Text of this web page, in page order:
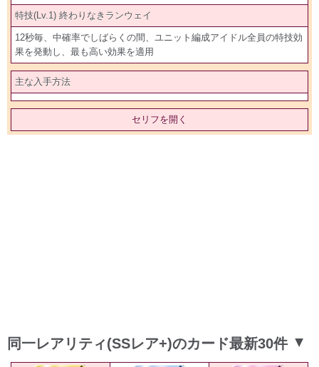
特技(Lv.1) 終わりなきランウェイ
12秒毎、中確率でしばらくの間、ユニット編成アイドル全員の特技効
果を発動し、最も高い効果を適用
主な入手方法
セリフを開く
同一レアリティ(SSレア+)のカード最新30件 ▲